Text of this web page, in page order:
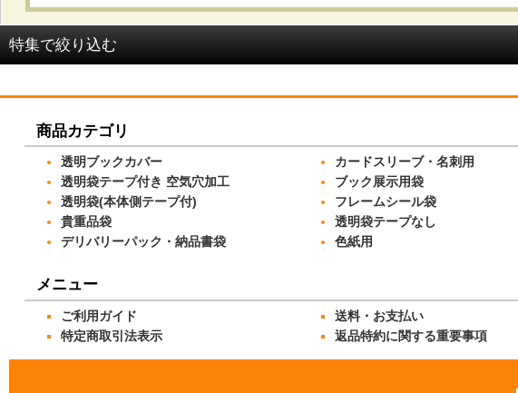
並び順:
特集で絞り込む
OPP袋 テープ付_#25
OPP袋 テープ付_#30
OPP袋 テープ付_#40
OPP袋 テープ付_#50
OPP袋(本体側テープ付)_開閉自在テープ
OPP袋(本体側テープ付)_密着テープ
OPP袋 テープなし_#25
商品カテゴリ
透明ブックカバー カードスリーブ・名刺用
透明袋テープ付き 空気穴加工
ブック展示用袋
透明袋(本体側テープ付)
フレームシール袋
貴重品袋
透明袋テープなし
デリバリーパック・納品書袋
色紙用
メニュー
ご利用ガイド 送料・お支払い
特定商取引法表示
返品特約に関する重要事項